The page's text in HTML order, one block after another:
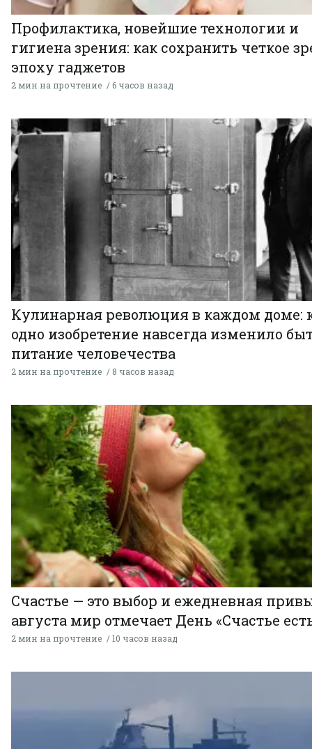
Профилактика, новейшие технологии и
гигиена зрения: как сохранить четкое
эпоху гаджетов
2 мин на прочтение 6 часов назад
Кулинарная революция в каждом доме:
одно изобретение навсегда изменило
питание человечества
2 мин на прочтение 8 часов назад
Счастье — это выбор и ежедневная
августа мир отмечает День «Счастье
2 мин на прочтение 10 часов назад